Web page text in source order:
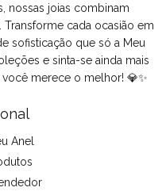
nossas joias combinam
cada ocasião em
sofisticação que só a Meu
e sinta-se ainda mais
merece o melhor! 💎✨
Anel